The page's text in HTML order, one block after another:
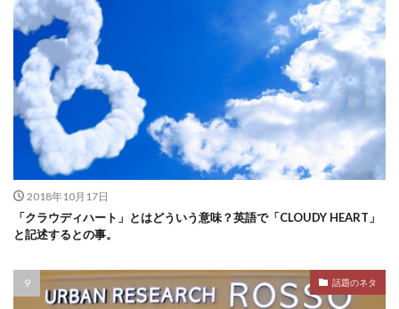
2018年10月17日
「クラウディハート」とはどういう意味？英語で「CLOUDY HEART」
と記述するとの事。
話題のネタ